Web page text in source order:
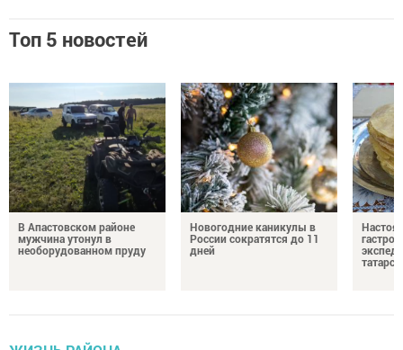
Топ 5 новостей
В Апастовском районе
мужчина утонул в
необорудованном пруду
Новогодние каникулы в
России сократятся до 11
дней